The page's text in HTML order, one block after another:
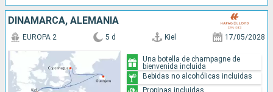
DINAMARCA, ALEMANIA
EUROPA 2 5 d Kiel 17/05/2028
Una botella de champagne de
bienvenida incluida
Bebidas no alcohólicas incluidas
Propinas incluidas